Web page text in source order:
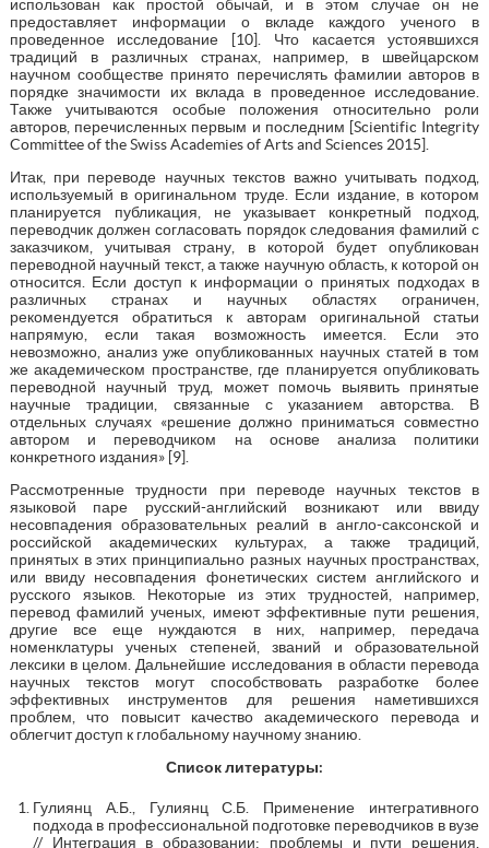
использован как простой обычай, и в этом случае он не
предоставляет информации о вкладе каждого ученого в
проведенное исследование [10]. Что касается устоявшихся
традиций в различных странах, например, в швейцарском
научном сообществе принято перечислять фамилии авторов в
порядке значимости их вклада в проведенное исследование.
Также учитываются особые положения относительно роли
авторов, перечисленных первым и последним [Scientific Integrity
Committee of the Swiss Academies of Arts and Sciences 2015].
Итак, при переводе научных текстов важно учитывать подход,
используемый в оригинальном труде. Если издание, в котором
планируется публикация, не указывает конкретный подход,
переводчик должен согласовать порядок следования фамилий с
заказчиком, учитывая страну, в которой будет опубликован
переводной научный текст, а также научную область, к которой он
относится. Если доступ к информации о принятых подходах в
различных странах и научных областях ограничен,
рекомендуется обратиться к авторам оригинальной статьи
напрямую, если такая возможность имеется. Если это
невозможно, анализ уже опубликованных научных статей в том
же академическом пространстве, где планируется опубликовать
переводной научный труд, может помочь выявить принятые
научные традиции, связанные с указанием авторства. В
отдельных случаях «решение должно приниматься совместно
автором и переводчиком на основе анализа политики
конкретного издания» [9].
Рассмотренные трудности при переводе научных текстов в
языковой паре русский-английский возникают или ввиду
несовпадения образовательных реалий в англо-саксонской и
российской академических культурах, а также традиций,
принятых в этих принципиально разных научных пространствах,
или ввиду несовпадения фонетических систем английского и
русского языков. Некоторые из этих трудностей, например,
перевод фамилий ученых, имеют эффективные пути решения,
другие все еще нуждаются в них, например, передача
номенклатуры ученых степеней, званий и образовательной
лексики в целом. Дальнейшие исследования в области перевода
научных текстов могут способствовать разработке более
эффективных инструментов для решения наметившихся
проблем, что повысит качество академического перевода и
облегчит доступ к глобальному научному знанию.
Список литературы:
Гулиянц А.Б., Гулиянц С.Б. Применение интегративного
подхода в профессиональной подготовке переводчиков в вузе
// Интеграция в образовании: проблемы и пути решения,